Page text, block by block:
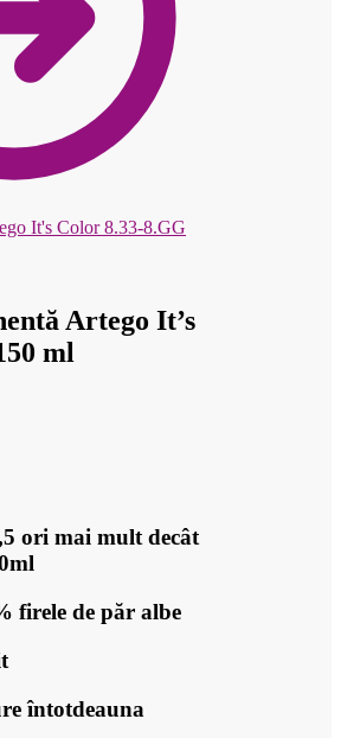
It's Color 8.33-8.GG
Artego It’s
ml
ori mai mult decât
firele de păr albe
întotdeauna